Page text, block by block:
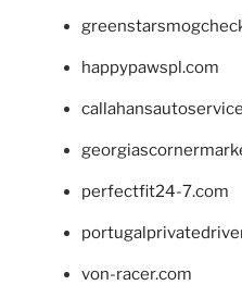
happypawspl.com
perfectfit24-7.com
von-racer.com